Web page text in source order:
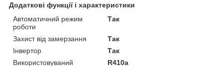
Додаткові функції і характеристики
Автоматичний режим
роботи
Так
Захист від замерзання
Так
Інвертор
Так
Використовуваний
R410a